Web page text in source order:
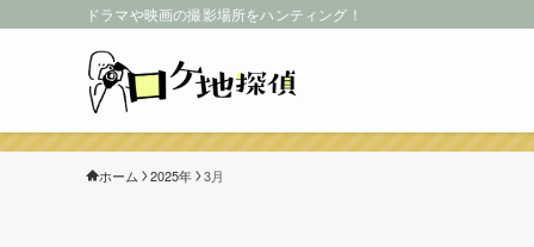
ドラマや映画の撮影場所をハンティング！
ホーム 2025年 3月